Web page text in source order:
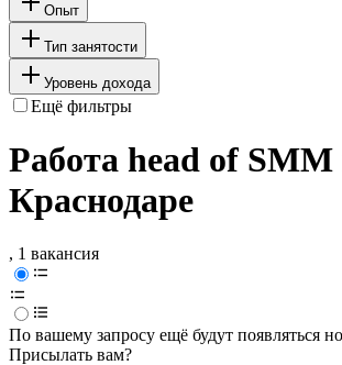
Опыт
Тип занятости
Уровень дохода
Ещё фильтры
Работа head of SMM
Краснодаре
, 1 вакансия
По вашему запросу ещё будут появляться
Присылать вам?